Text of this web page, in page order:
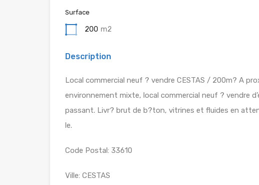
Surface
200 m2
Description
Local commercial neuf ? vendre CESTAS / 200m? A
environnement mixte, local commercial neuf ? vendre
passant. Livr? brut de b?ton, vitrines et fluides en
le.
Code Postal: 33610
Ville: CESTAS